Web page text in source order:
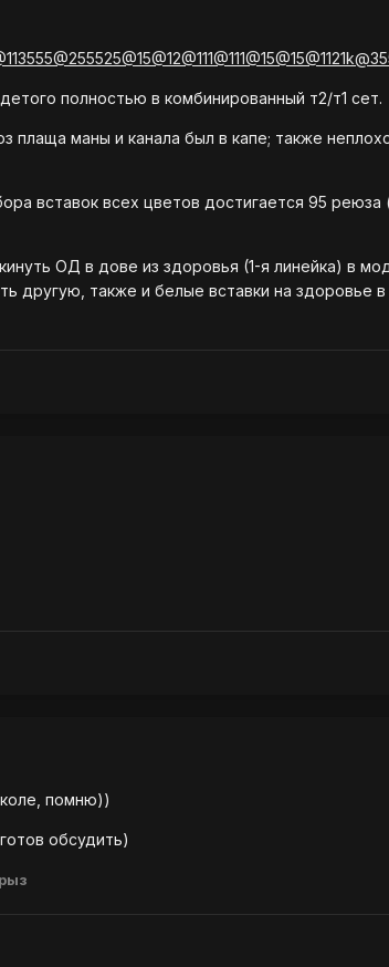
полностью в комбинированный т2/т1 сет.
плаща маны и канала был в капе; также
вставок всех цветов достигается 95
ОД в дове из здоровья (1-я линейка) в
другую, также и белые вставки на здоровье
помню))
обсудить)